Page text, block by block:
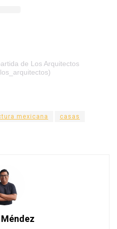
de Los Arquitectos
mexicana casas